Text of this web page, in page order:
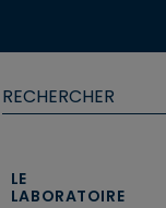
LE
LABORATOIRE